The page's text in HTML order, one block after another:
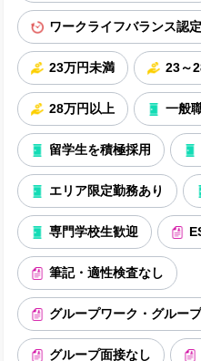
ワークライフバランス認
23万円未満 23～
28万円以上 一般
留学生を積極採用
エリア限定勤務あり
専門学校生歓迎
筆記・適性検査なし
グループワーク・グルー
グループ面接なし